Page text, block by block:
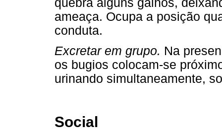
quebra alguns galhos,
ameaça. Ocupa a posição
conduta.
Excretar em grupo. Na
os bugios colocam-se
urinando simultaneamente,
Social